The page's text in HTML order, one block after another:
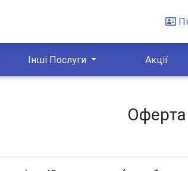
Інші Послуги Акції
Оферта